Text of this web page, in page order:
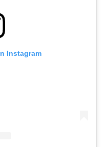
Instagram